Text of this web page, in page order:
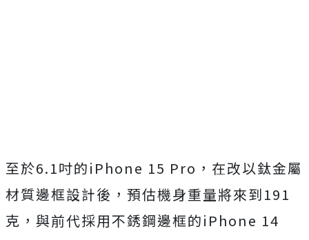
至於6.1吋的iPhone 15 Pro，在改以鈦金屬
材質邊框設計後，預估機身重量將來到191
克，與前代採用不銹鋼邊框的iPhone 14